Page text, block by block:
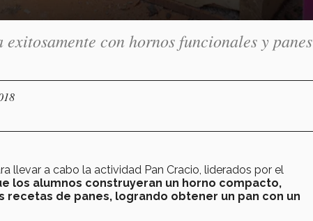
con hornos funcionales y panes
llevar a cabo la actividad Pan Cracio, liderados por el
los alumnos construyeran un horno compacto,
de panes, logrando obtener un pan con un